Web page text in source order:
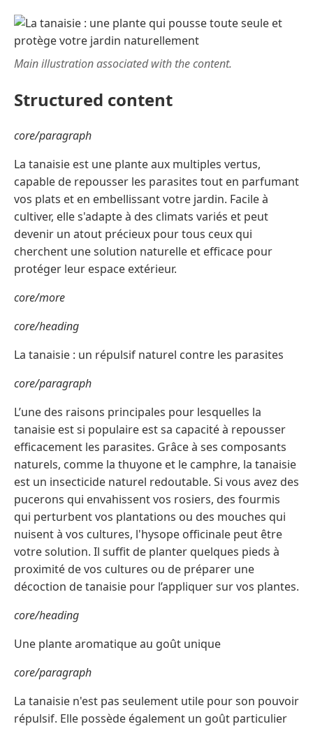
Main illustration associated with the content.
Structured content
core/paragraph
La tanaisie est une plante aux multiples vertus,
capable de repousser les parasites tout en parfumant
vos plats et en embellissant votre jardin. Facile à
cultiver, elle s'adapte à des climats variés et peut
devenir un atout précieux pour tous ceux qui
cherchent une solution naturelle et efficace pour
protéger leur espace extérieur.
core/more
core/heading
La tanaisie : un répulsif naturel contre les parasites
core/paragraph
L’une des raisons principales pour lesquelles la
tanaisie est si populaire est sa capacité à repousser
efficacement les parasites. Grâce à ses composants
naturels, comme la thuyone et le camphre, la tanaisie
est un insecticide naturel redoutable. Si vous avez des
pucerons qui envahissent vos rosiers, des fourmis
qui perturbent vos plantations ou des mouches qui
nuisent à vos cultures, l'hysope officinale peut être
votre solution. Il suffit de planter quelques pieds à
proximité de vos cultures ou de préparer une
décoction de tanaisie pour l’appliquer sur vos plantes.
core/heading
Une plante aromatique au goût unique
core/paragraph
La tanaisie n'est pas seulement utile pour son pouvoir
répulsif. Elle possède également un goût particulier